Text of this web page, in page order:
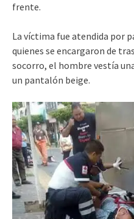
frente.
La víctima fue atendida por
quienes se encargaron de
socorro, el hombre vestía
un pantalón beige.